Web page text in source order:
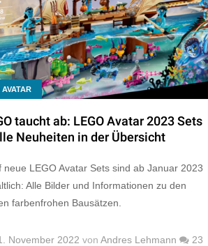
taucht ab: LEGO Avatar 2023 Sets
Neuheiten in der Übersicht
neue LEGO Avatar Sets sind ab Januar 2023
Alle Bilder und Informationen zu den
farbenfrohen Bausätzen.
November 2022 von Andres Lehmann 23